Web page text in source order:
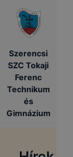
Szerencsi
SZC Tokaji
Ferenc
Technikum
és
Gimnázium